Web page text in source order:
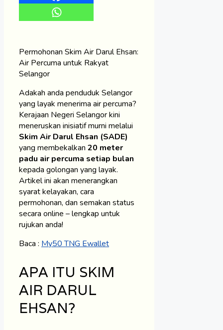
Permohonan Skim Air Darul Ehsan:
Air Percuma untuk Rakyat
Selangor
Adakah anda penduduk Selangor
yang layak menerima air percuma?
Kerajaan Negeri Selangor kini
meneruskan inisiatif murni melalui
Skim Air Darul Ehsan (SADE)
yang membekalkan 20 meter
padu air percuma setiap bulan
kepada golongan yang layak.
Artikel ini akan menerangkan
syarat kelayakan, cara
permohonan, dan semakan status
secara online – lengkap untuk
rujukan anda!
Baca : My50 TNG Ewallet
APA ITU SKIM
AIR DARUL
EHSAN?